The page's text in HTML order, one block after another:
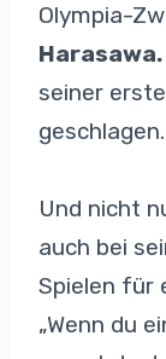
Olympia-
Harasawa.
seiner
geschlagen.
Und nicht
auch bei
Spielen für
„Wenn du